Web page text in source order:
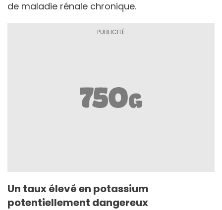
de maladie rénale chronique.
Un taux élevé en potassium
potentiellement dangereux